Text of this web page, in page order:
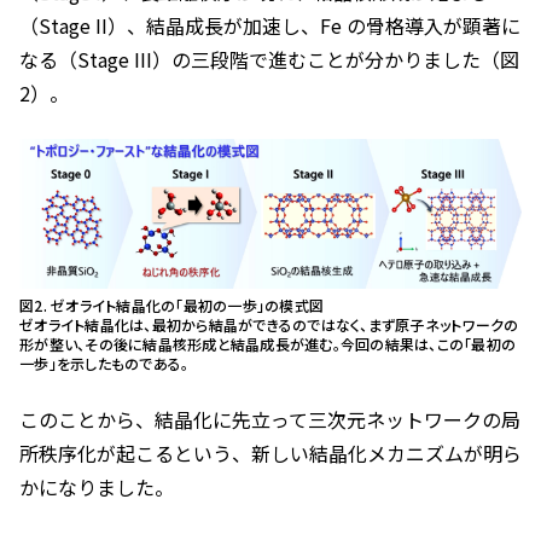
（Stage II）、結晶成長が加速し、Fe の骨格導入が顕著に
なる（Stage III）の三段階で進むことが分かりました（図
2）。
図2. ゼオライト結晶化の「最初の一歩」の模式図
ゼオライト結晶化は、最初から結晶ができるのではなく、まず原子ネットワークの
形が整い、その後に結晶核形成と結晶成長が進む。今回の結果は、この「最初の
一歩」を示したものである。
このことから、結晶化に先立って三次元ネットワークの局
所秩序化が起こるという、新しい結晶化メカニズムが明ら
かになりました。